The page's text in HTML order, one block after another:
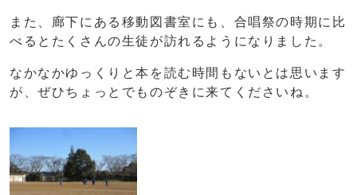
また、廊下にある移動図書室にも、合唱祭の時期に比
べるとたくさんの生徒が訪れるようになりました。
なかなかゆっくりと本を読む時間もないとは思います
が、ぜひちょっとでものぞきに来てくださいね。